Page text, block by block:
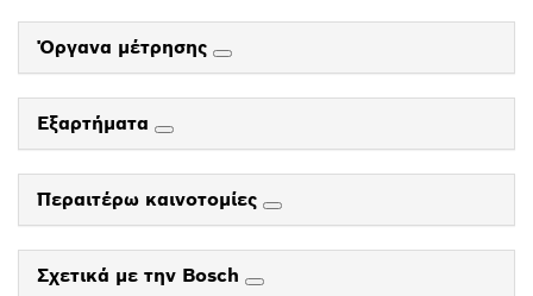
Όργανα μέτρησης
Εξαρτήματα
Περαιτέρω καινοτομίες
Σχετικά με την Bosch